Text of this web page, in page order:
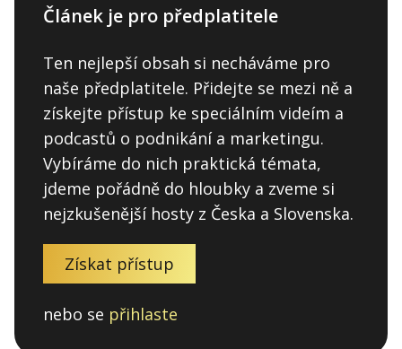
Článek je pro předplatitele
Ten nejlepší obsah si necháváme pro
naše předplatitele. Přidejte se mezi ně a
získejte přístup ke speciálním videím a
podcastů o podnikání a marketingu.
Vybíráme do nich praktická témata,
jdeme pořádně do hloubky a zveme si
nejzkušenější hosty z Česka a Slovenska.
Získat přístup
nebo se přihlaste